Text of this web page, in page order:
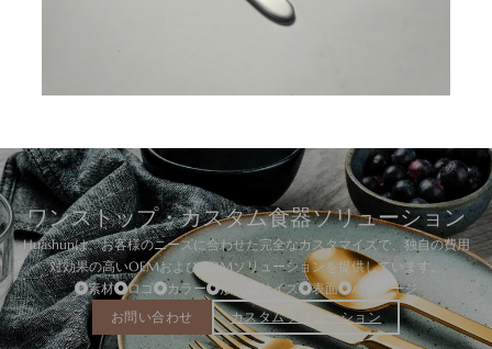
ワンストップ・カスタム食器ソリューション
Huashunは、お客様のニーズに合わせた完全なカスタマイズで、独自の費用
対効果の高いOEMおよびODMソリューションを提供しています。
素材
ロゴ カラー 形状 サイズ 表面
パッケージ
お問い合わせ
カスタムソリューション